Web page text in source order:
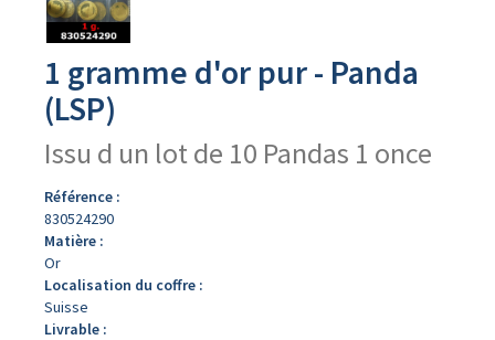
1 gramme d'or pur - Panda
(LSP)
Issu d un lot de 10 Pandas 1 once
Référence :
830524290
Matière :
Or
Localisation du coffre :
Suisse
Livrable :